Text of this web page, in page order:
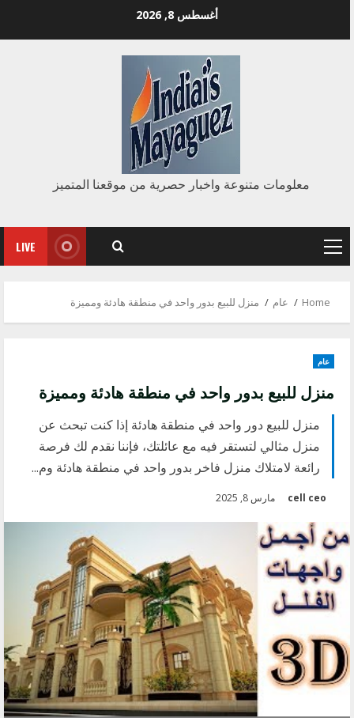
أغسطس 8, 2026
معلومات متنوعة واخبار حصرية من موقعنا المتميز
Primary
LIVE
Home عام منزل للبيع بدور واحد في منطقة هادئة ومميزة
عام
منزل للبيع بدور واحد في منطقة هادئة ومميزة
منزل للبيع دور واحد في منطقة هادئة إذا كنت تبحث عن
منزل مثالي لتستقر فيه مع عائلتك، فإننا نقدم لك فرصة
رائعة لامتلاك منزل فاخر بدور واحد في منطقة هادئة وم...
cell ceo مارس 8, 2025